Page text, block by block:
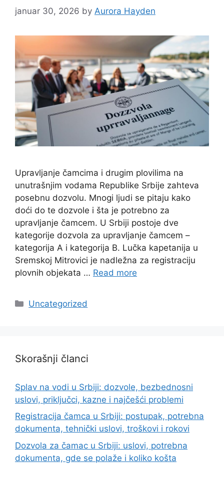
januar 30, 2026 by Aurora Hayden
Upravljanje čamcima i drugim plovilima na
unutrašnjim vodama Republike Srbije zahteva
posebnu dozvolu. Mnogi ljudi se pitaju kako
doći do te dozvole i šta je potrebno za
upravljanje čamcem. U Srbiji postoje dve
kategorije dozvola za upravljanje čamcem –
kategorija A i kategorija B. Lučka kapetanija u
Sremskoj Mitrovici je nadležna za registraciju
plovnih objekata … Read more
Categories
Uncategorized
Skorašnji članci
Splav na vodi u Srbiji: dozvole, bezbednosni
uslovi, priključci, kazne i najčešći problemi
Registracija čamca u Srbiji: postupak, potrebna
dokumenta, tehnički uslovi, troškovi i rokovi
Dozvola za čamac u Srbiji: uslovi, potrebna
dokumenta, gde se polaže i koliko košta